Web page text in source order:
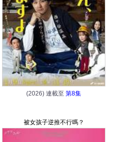
(2026) 連載至第8集
被女孩子逆推不行嗎？